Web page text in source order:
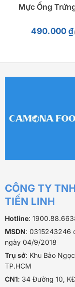
Mực Ống
490.000 ₫
CÔNG TY
TIẾN LINH
Hotline:
MSDN: 0315243246
ngày 04/9/2018
Trụ sở: Khu Bảo
TP.HCM
CN1: 34 Đường 10,